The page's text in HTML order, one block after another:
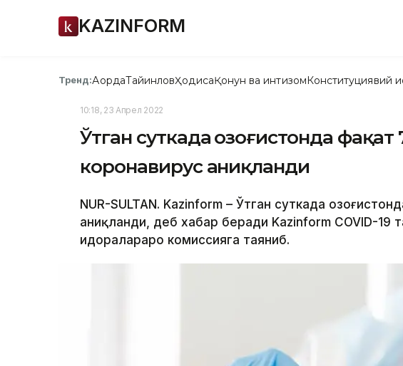
KAZINFORM
Тренд:АқордаТайинловҲодисаҚонун ва интизомКонституциявий
10:18, 23 Апрел 2022
Ўтган суткада Қозоғистонда
коронавирус аниқланди
NUR-SULTAN. Kazinform – Ўтган суткада
аниқланди, деб хабар беради Kazinform COVID-19
идоралараро комиссияга таяниб.